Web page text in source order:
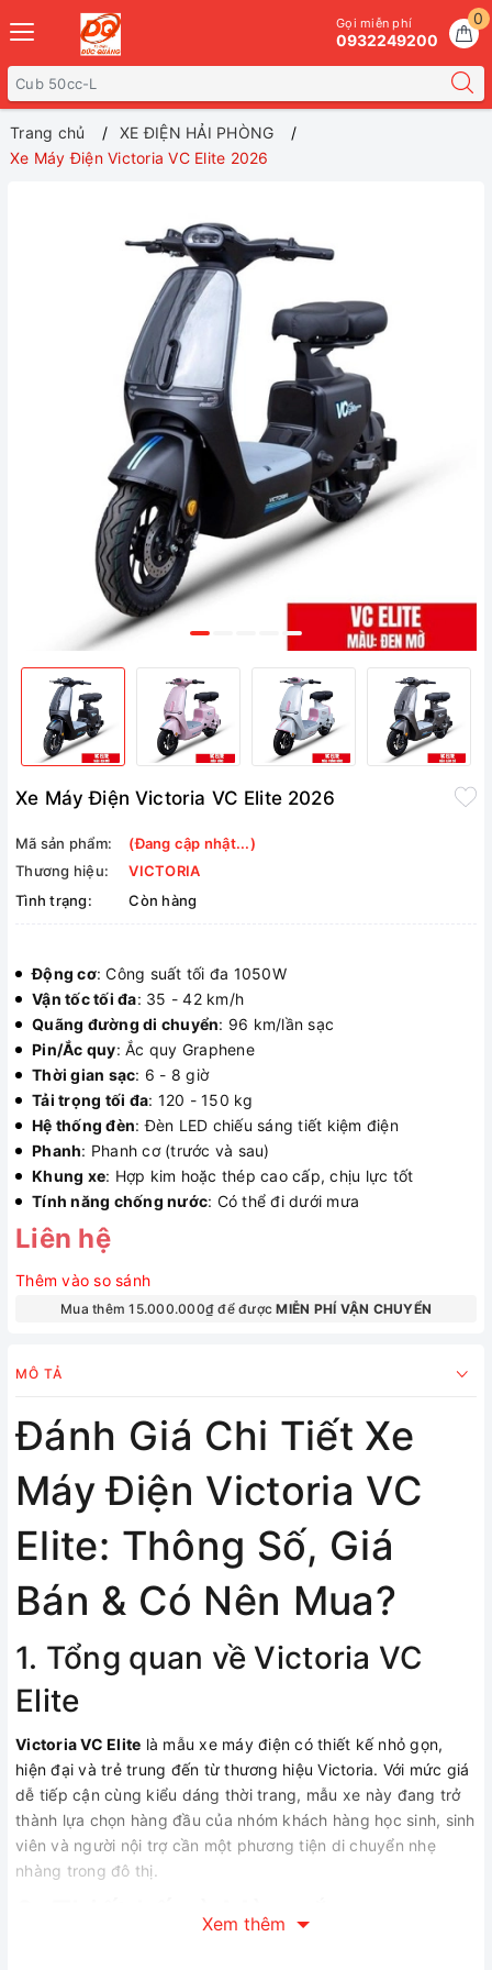
0
Gọi miễn phí
0932249200
Trang chủ
XE ĐIỆN HẢI PHÒNG
Xe Máy Điện Victoria VC Elite 2026
Xe Máy Điện Victoria VC Elite 2026
Mã sản phẩm:
(Đang cập nhật...)
Thương hiệu:
VICTORIA
Tình trạng:
Còn hàng
Động cơ: Công suất tối đa 1050W
Vận tốc tối đa: 35 - 42 km/h
Quãng đường di chuyển: 96 km/lần sạc
Pin/Ắc quy: Ắc quy Graphene
Thời gian sạc: 6 - 8 giờ
Tải trọng tối đa: 120 - 150 kg
Hệ thống đèn: Đèn LED chiếu sáng tiết kiệm điện
Phanh: Phanh cơ (trước và sau)
Khung xe: Hợp kim hoặc thép cao cấp, chịu lực tốt
Tính năng chống nước: Có thể đi dưới mưa
Liên hệ
Thêm vào so sánh
Mua thêm 15.000.000₫ để đượcMIỄN PHÍ VẬN CHUYỂN
MÔ TẢ
Đánh Giá Chi Tiết Xe
Máy Điện Victoria VC
Elite: Thông Số, Giá
Bán & Có Nên Mua?
1. Tổng quan về Victoria VC
Elite
Victoria VC Elite là mẫu xe máy điện có thiết kế nhỏ gọn,
hiện đại và trẻ trung đến từ thương hiệu Victoria. Với mức giá
dễ tiếp cận cùng kiểu dáng thời trang, mẫu xe này đang trở
thành lựa chọn hàng đầu của nhóm khách hàng học sinh, sinh
viên và người nội trợ cần một phương tiện di chuyển nhẹ
nhàng trong đô thị.
2. Thiết kế và Màu sắc
Xem thêm